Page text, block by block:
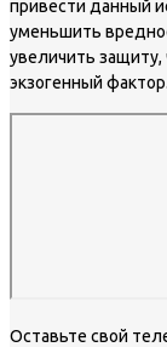
привести данный
уменьшить
увеличить
экзогенный фактор.
Оставьте свой